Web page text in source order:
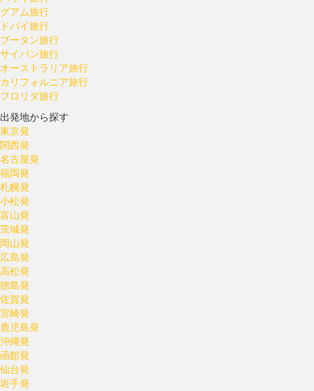
グアム旅行
ドバイ旅行
ブータン旅行
サイパン旅行
オーストラリア旅行
カリフォルニア旅行
フロリダ旅行
出発地から探す
東京発
関西発
名古屋発
福岡発
札幌発
小松発
富山発
茨城発
岡山発
広島発
高松発
徳島発
佐賀発
宮崎発
鹿児島発
沖縄発
函館発
仙台発
岩手発